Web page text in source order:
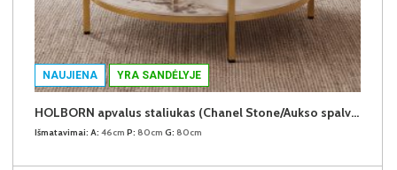
NAUJIENA YRA SANDĖLYJE
HOLBORN apvalus staliukas (Chanel Stone/Aukso spalvos kojos)
Išmatavimai: A: 46cm P: 80cm G: 80cm